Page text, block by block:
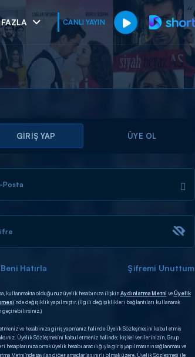
CANLI YAYIN
GİRİŞ YAP ÜYE OL
Posta
Beni Hatırla Şifremi Unuttum
kullanmakta olduğunuz üyelik hesabınıza ilişkinAydınlatma Metni veÜyelik
’nde değişiklik yapılmıştır. (İlgili değişiklikleri bağlantıları kullanarak
geçirebilirsiniz.)
ve hesabınıza giriş yapmanız halinde Üyelik Sözleşmesini kabul etmiş
Üyelik Sözleşmesini kabul etmeniz halinde; kişisel verilerinizin, Grup
hesaplarınıza ortak üyelik hesabı aracılığıyla giriş yapılmasının sağlanması ve
Metni’nde sayılan diğer amaçlarla sınırlı olmak üzere, Üyelik Sözleşmesi ile